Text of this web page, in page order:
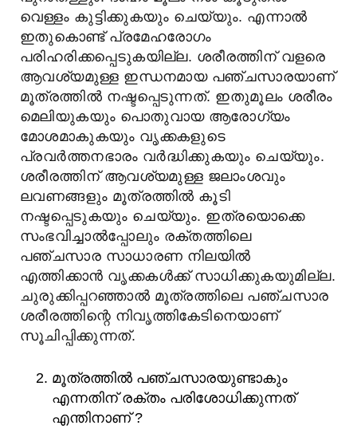
വെള്ളം കുട്ടിക്കുകയും ചെയ്യും. എന്നാൽ
ഇതുകൊണ്ട് പ്രമേഹരോഗം
പരിഹരിക്കപ്പെടുകയില്ല. ശരീരത്തിന് വളരെ
ആവശ്യമുള്ള ഇന്ധനമായ പഞ്ചസാരയാണ്
മൂത്രത്തിൽ നഷ്ടപ്പെടുന്നത്. ഇതുമൂലം ശരീരം
മെലിയുകയും പൊതുവായ ആരോഗ്യം
മോശമാകുകയും വൃക്കകളുടെ
പ്രവർത്തനഭാരം വർദ്ധിക്കുകയും ചെയ്യും.
ശരീരത്തിന് ആവശ്യമുള്ള ജലാംശവും
ലവണങ്ങളും മൂത്രത്തിൽ കൂടി
നഷ്ടപ്പെടുകയും ചെയ്യും. ഇത്രയൊക്കെ
സംഭവിച്ചാൽപ്പോലും രക്തത്തിലെ
പഞ്ചസാര സാധാരണ നിലയിൽ
എത്തിക്കാൻ വൃക്കകൾക്ക് സാധിക്കുകയുമില്ല.
ചുരുക്കിപ്പറഞ്ഞാൽ മൂത്രത്തിലെ പഞ്ചസാര
ശരീരത്തിന്റെ നിവൃത്തികേടിനെയാണ്
സൂചിപ്പിക്കുന്നത്.
മൂത്രത്തില്‍ പഞ്ചസാരയുണ്ടാകും
എന്നതിന് രക്തം പരിശോധിക്കുന്നത്
എന്തിനാണ് ?